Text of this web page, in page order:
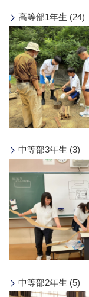
高等部1年生 (24)
中等部3年生 (3)
中等部2年生 (5)